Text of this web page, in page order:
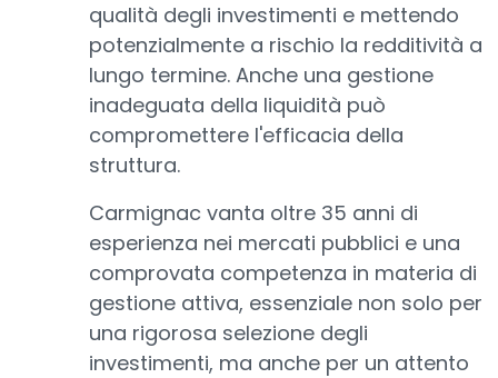
qualità degli investimenti e mettendo
potenzialmente a rischio la redditività a
lungo termine. Anche una gestione
inadeguata della liquidità può
compromettere l'efficacia della
struttura.
Carmignac vanta oltre 35 anni di
esperienza nei mercati pubblici e una
comprovata competenza in materia di
gestione attiva, essenziale non solo per
una rigorosa selezione degli
investimenti, ma anche per un attento